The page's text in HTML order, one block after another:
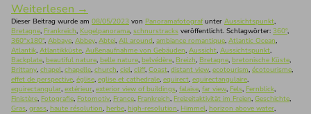
Weiterlesen →
Dieser Beitrag wurde am 08/05/2023 von Panoramafotografunter Aussichtspunkt,
Bretagne, Frankreich, Kugelpanorama, schnurstracks veröffentlicht. Schlagwörter: 360°,
360°x180°, Abbaye, Abbey, Abtei, All around, ambiance romantique, Atlantic Ocean,
Atlantik, Atlantikküste, Außenaufnahme von Gebäuden, Aussicht, Aussichtspunkt,
Backplate, beautiful nature, belle nature, belvédère, Breizh, Bretagne, bretonische Küste,
Brittany, chapel, chapelle, church, ciel, cliff, Coast, distant view, ecotourism, écotourisme,
effet de perspective, église, eglise et cathedrale, equirect, equirectangulaire,
equirectangular, extérieur, exterior view of buildings, falaise, far view, Fels, Fernblick,
Finistère, Fotografie, Fotomotiv, France, Frankreich, Freizeitaktivität im Freien, Geschichte,
Gras, grass, haute résolution, herbe, high-resolution, Himmel, horizon above water,